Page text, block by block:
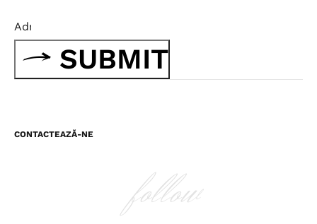
SUBMIT
CONTACTEAZĂ-NE
follow